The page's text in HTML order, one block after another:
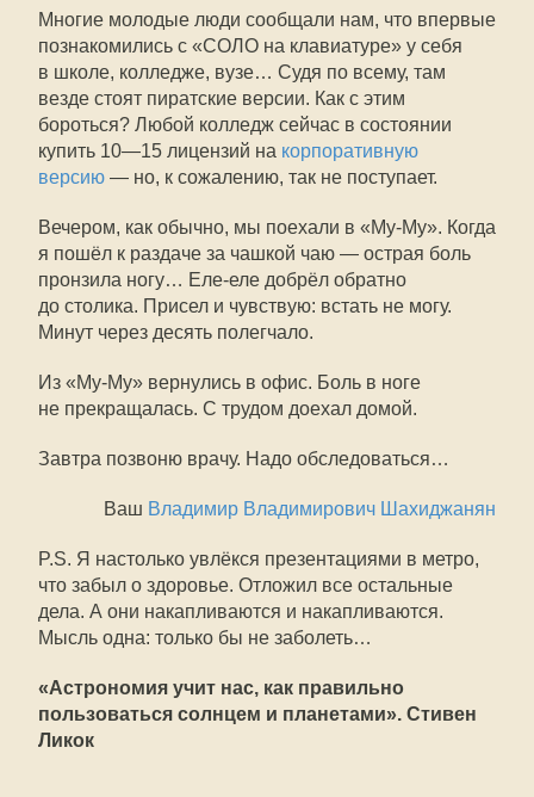
Многие молодые люди сообщали нам, что впервые
познакомились с «СОЛО на клавиатуре» у себя
в школе, колледже, вузе… Судя по всему, там
везде стоят пиратские версии. Как с этим
бороться? Любой колледж сейчас в состоянии
купить 10—15 лицензий на корпоративную
версию — но, к сожалению, так не поступает.
Вечером, как обычно, мы поехали в «Му-Му». Когда
я пошёл к раздаче за чашкой чаю — острая боль
пронзила ногу… Еле-еле добрёл обратно
до столика. Присел и чувствую: встать не могу.
Минут через десять полегчало.
Из «Му-Му» вернулись в офис. Боль в ноге
не прекращалась. С трудом доехал домой.
Завтра позвоню врачу. Надо обследоваться…
Ваш Владимир Владимирович Шахиджанян
P.S. Я настолько увлёкся презентациями в метро,
что забыл о здоровье. Отложил все остальные
дела. А они накапливаются и накапливаются.
Мысль одна: только бы не заболеть…
«Астрономия учит нас, как правильно
пользоваться солнцем и планетами». Стивен
Ликок